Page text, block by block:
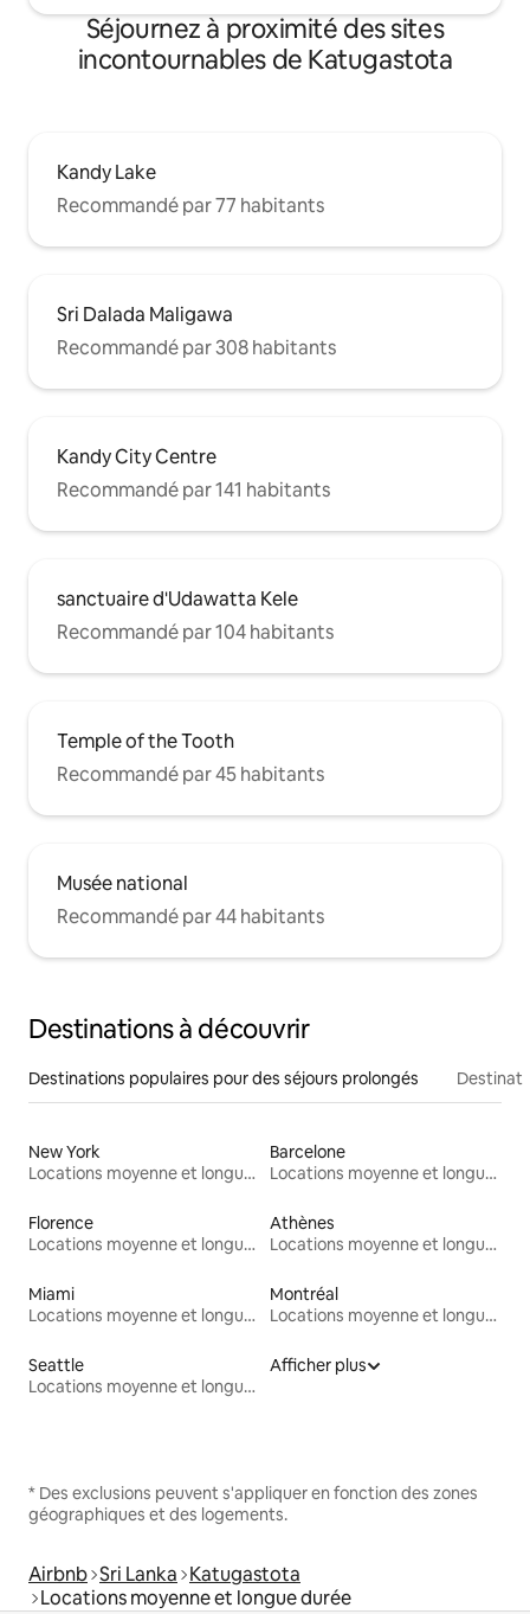
Séjournez à proximité des sites
incontournables de Katugastota
Kandy Lake
Recommandé par 77 habitants
Sri Dalada Maligawa
Recommandé par 308 habitants
Kandy City Centre
Recommandé par 141 habitants
sanctuaire d'Udawatta Kele
Recommandé par 104 habitants
Temple of the Tooth
Recommandé par 45 habitants
Musée national
Recommandé par 44 habitants
Destinations à découvrir
Destinations populaires pour des séjours prolongés
New York
Locations moyenne et longue durée
Barcelone
Locations moyenne et longue durée
Florence
Locations moyenne et longue durée
Athènes
Locations moyenne et longue durée
Miami
Locations moyenne et longue durée
Montréal
Locations moyenne et longue durée
Seattle
Locations moyenne et longue durée
Afficher plus
* Des exclusions peuvent s'appliquer en fonction des zones
géographiques et des logements.
Airbnb Sri Lanka Katugastota
Locations moyenne et longue durée